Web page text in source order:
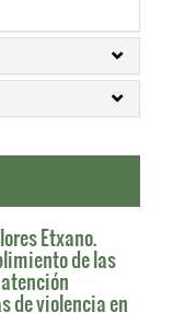
Etxano.
de las
de violencia en